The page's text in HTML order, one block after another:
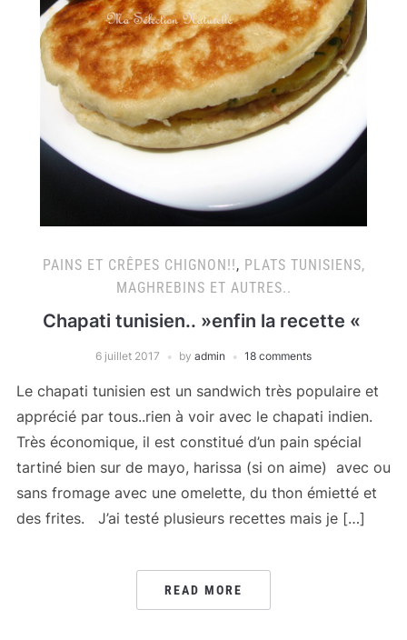
PAINS ET CRÊPES CHIGNON!!, PLATS TUNISIENS,
MAGHREBINS ET AUTRES..
Chapati tunisien.. »enfin la recette «
6 juillet 2017 by admin 18 comments
Le chapati tunisien est un sandwich très populaire et
apprécié par tous..rien à voir avec le chapati indien.
Très économique, il est constitué d’un pain spécial
tartiné bien sur de mayo, harissa (si on aime) avec ou
sans fromage avec une omelette, du thon émietté et
des frites. J’ai testé plusieurs recettes mais je […]
READ MORE